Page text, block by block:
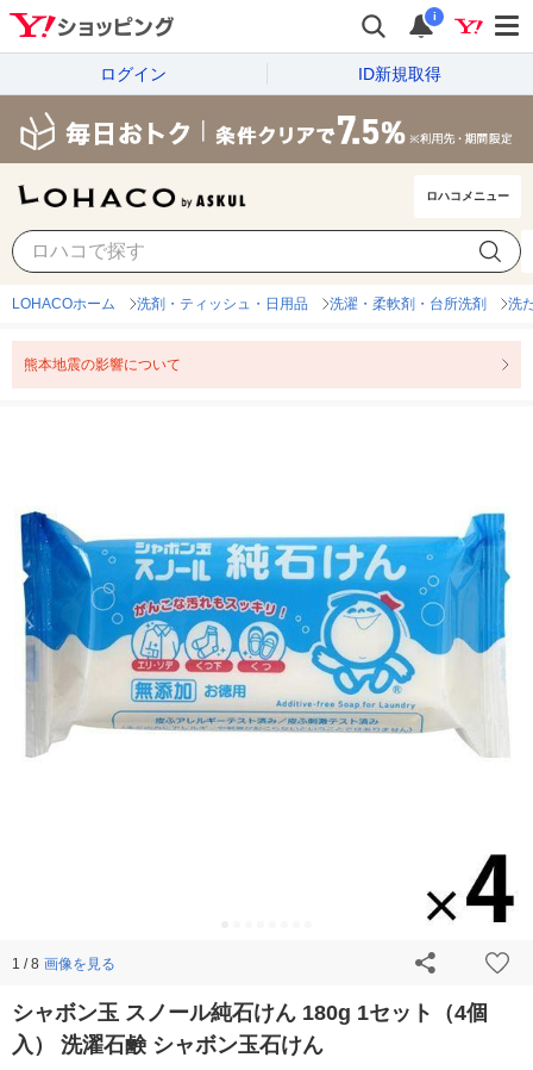
i
ログイン ID新規取得
ロハコメニュー
LOHACOホーム 洗剤・ティッシュ・日用品 洗濯・柔軟剤・台所洗剤 洗
熊本地震の影響について
1 / 8 画像を見る
シャボン玉 スノール純石けん 180g 1セット（4個
入） 洗濯石鹸 シャボン玉石けん